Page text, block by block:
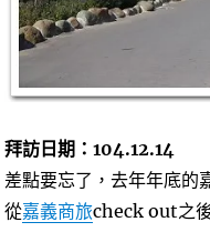
拜訪日期：104.12.14
差點要忘了，去年年底的
從嘉義商旅check out之